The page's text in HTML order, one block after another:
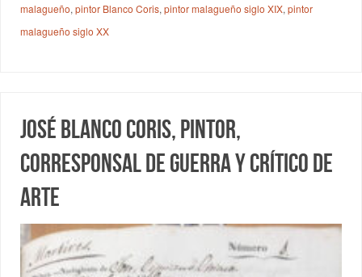
malagueño,pintor Blanco Coris,pintor malagueño siglo XIX,pintor
malagueño siglo XX
José Blanco Coris, pintor,
corresponsal de guerra y crítico de
arte